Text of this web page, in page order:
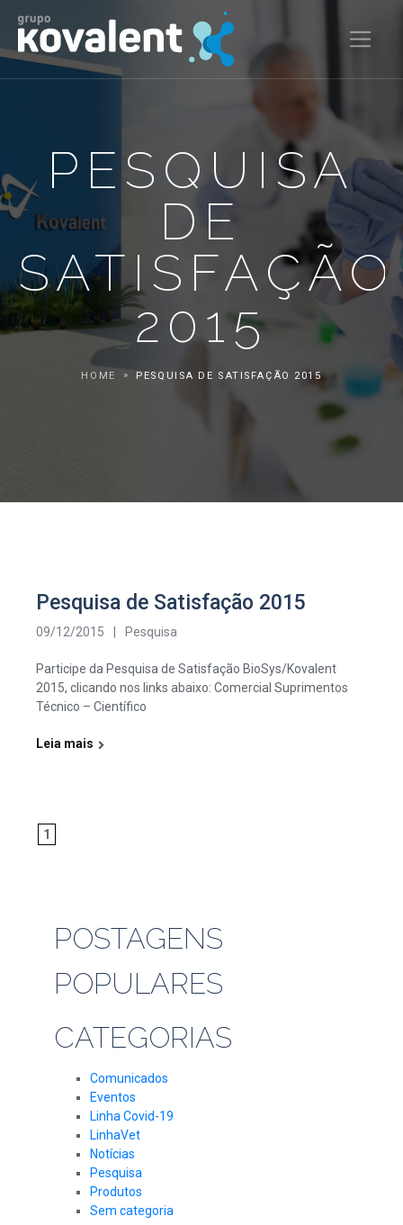
PESQUISA
DE
SATISFAÇÃO
2015
HOME PESQUISA DE SATISFAÇÃO 2015
Pesquisa de Satisfação 2015
09/12/2015 Pesquisa
Participe da Pesquisa de Satisfação BioSys/Kovalent
2015, clicando nos links abaixo: Comercial Suprimentos
Técnico – Científico
Leia mais
1
POSTAGENS
POPULARES
CATEGORIAS
Comunicados
Eventos
Linha Covid-19
LinhaVet
Notícias
Pesquisa
Produtos
Sem categoria